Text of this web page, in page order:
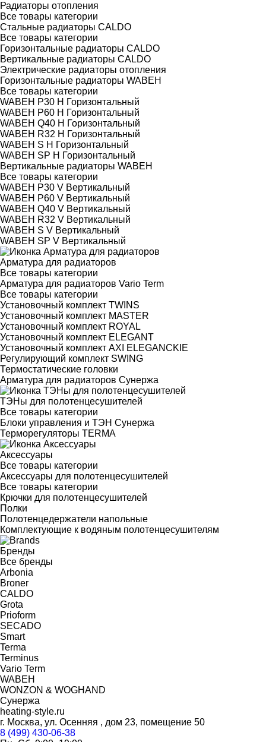
Радиаторы отопления
Все товары категории
Стальные радиаторы CALDO
Все товары категории
Горизонтальные радиаторы CALDO
Вертикальные радиаторы CALDO
Электрические радиаторы отопления
Горизонтальные радиаторы WABEH
Все товары категории
WABEH P30 H Горизонтальный
WABEH P60 H Горизонтальный
WABEH Q40 H Горизонтальный
WABEH R32 H Горизонтальный
WABEH S H Горизонтальный
WABEH SP H Горизонтальный
Вертикальные радиаторы WABEH
Все товары категории
WABEH P30 V Вертикальный
WABEH P60 V Вертикальный
WABEH Q40 V Вертикальный
WABEH R32 V Вертикальный
WABEH S V Вертикальный
WABEH SP V Вертикальный
Арматура для радиаторов
Все товары категории
Арматура для радиаторов Vario Term
Все товары категории
Установочный комплект TWINS
Установочный комплект MASTER
Установочный комплект ROYAL
Установочный комплект ELEGANT
Установочный комплект AXI ELEGANCKIE
Регулирующий комплект SWING
Термостатические головки
Арматура для радиаторов Сунержа
ТЭНы для полотенцесушителей
Все товары категории
Блоки управления и ТЭН Сунержа
Терморегуляторы TERMA
Аксессуары
Все товары категории
Аксессуары для полотенцесушителей
Все товары категории
Крючки для полотенцесушителей
Полки
Полотенцедержатели напольные
Комплектующие к водяным полотенцесушителям
Бренды
Все бренды
Arbonia
Broner
CALDO
Grota
Prioform
SECADO
Smart
Terma
Terminus
Vario Term
WABEH
WONZON & WOGHAND
Сунержа
heating-style.ru
г. Москва, ул. Осенняя , дом 23, помещение 50
8 (499) 430-06-38